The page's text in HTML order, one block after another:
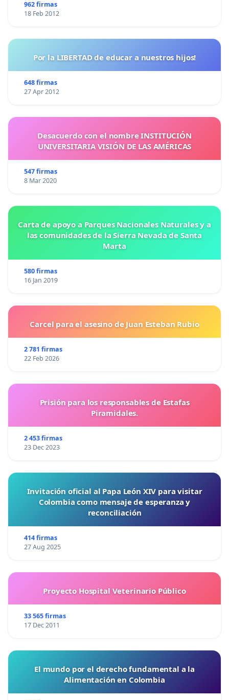
962 firmas
18 Feb 2012
Por la LIBERTAD de educar a nuestros hijos!
648 firmas
27 Apr 2012
Desacuerdo con el nombre INSTITUCIÓN
UNIVERSITARIA VISIÓN DE LAS AMÉRICAS
547 firmas
8 Mar 2020
Carta de apoyo a Parques Nacionales Naturales y a
las comunidades de la Sierra Nevada de Santa
Marta
580 firmas
16 Jan 2019
Carcel para el asesino de Juan Esteban Rubio
2 781 firmas
22 Feb 2026
Prisión para los responsables de Estafas
Piramidales.
2 453 firmas
23 Dec 2023
Invitación oficial al Papa León XIV para visitar
Colombia como mensaje de esperanza y
reconciliación
414 firmas
27 Aug 2025
Proyecto Hospital Veterinario Público
33 565 firmas
17 Dec 2011
El mundo por el derecho fundamental a la
Alimentación en Colombia